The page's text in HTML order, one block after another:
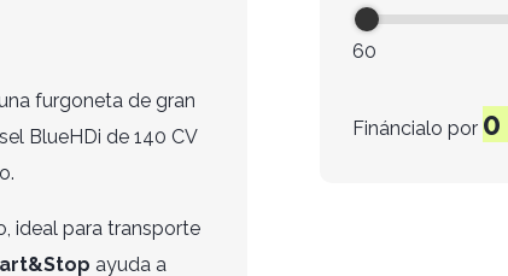
furgoneta de gran
BlueHDi de 140 CV
ideal para transporte
ayuda a
60
Fináncialo por 0